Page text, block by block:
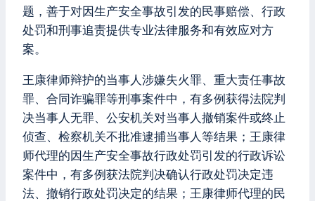
题，善于对因生产安全事故引发的民事赔偿、行政
处罚和刑事追责提供专业法律服务和有效应对方
案。
王康律师辩护的当事人涉嫌失火罪、重大责任事故
罪、合同诈骗罪等刑事案件中，有多例获得法院判
决当事人无罪、公安机关对当事人撤销案件或终止
侦查、检察机关不批准逮捕当事人等结果；王康律
师代理的因生产安全事故行政处罚引发的行政诉讼
案件中，有多例获法院判决确认行政处罚决定违
法、撤销行政处罚决定的结果；王康律师代理的民